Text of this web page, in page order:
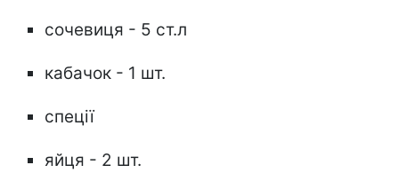
сочевиця - 5 ст.л
кабачок - 1 шт.
спеції
яйця - 2 шт.